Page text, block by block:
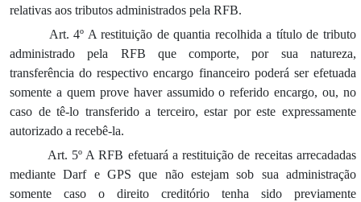
relativas aos tributos administrados pela RFB.
Art. 4º A restituição de quantia recolhida a título de tributo
administrado pela RFB que comporte, por sua natureza,
transferência do respectivo encargo financeiro poderá ser efetuada
somente a quem prove haver assumido o referido encargo, ou, no
caso de tê-lo transferido a terceiro, estar por este expressamente
autorizado a recebê-la.
Art. 5º A RFB efetuará a restituição de receitas arrecadadas
mediante Darf e GPS que não estejam sob sua administração
somente caso o direito creditório tenha sido previamente